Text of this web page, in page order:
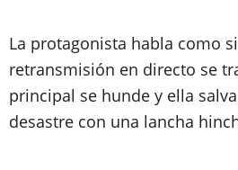
La protagonista habla como
retransmisión en directo se
principal se hunde y ella
desastre con una lancha